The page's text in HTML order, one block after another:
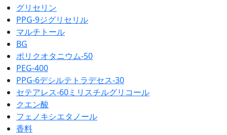
グリセリン
PPG-9ジグリセリル
マルチトール
BG
ポリクオタニウム-50
PEG-400
PPG-6デシルテトラデセス-30
セテアレス-60ミリスチルグリコール
クエン酸
フェノキシエタノール
香料